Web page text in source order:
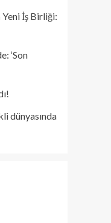
İş Birliği:
‘Son
dünyasında